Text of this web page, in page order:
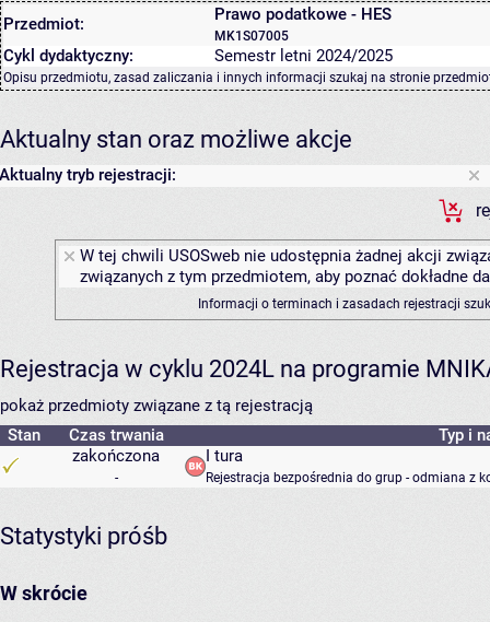
Przedmiot: Prawo podatkowe - HES
MK1S07005
Cykl dydaktyczny: Semestr letni 2024/2025
Opisu przedmiotu, zasad zaliczania i innych informacji szukaj na stronie
Aktualny stan oraz możliwe akcje
Aktualny tryb rejestracji:
W tej chwili USOSweb nie udostępnia żadnej akcji
związanych z tym przedmiotem, aby poznać dokładne
Informacji o terminach i zasadach rejestracji
Rejestracja w cyklu 2024L na programie
pokaż przedmioty związane z tą rejestracją
Stan
Czas trwania
Typ i
zakończona
-
I tura
Rejestracja bezpośrednia do grup - odmiana z
Statystyki próśb
W skrócie